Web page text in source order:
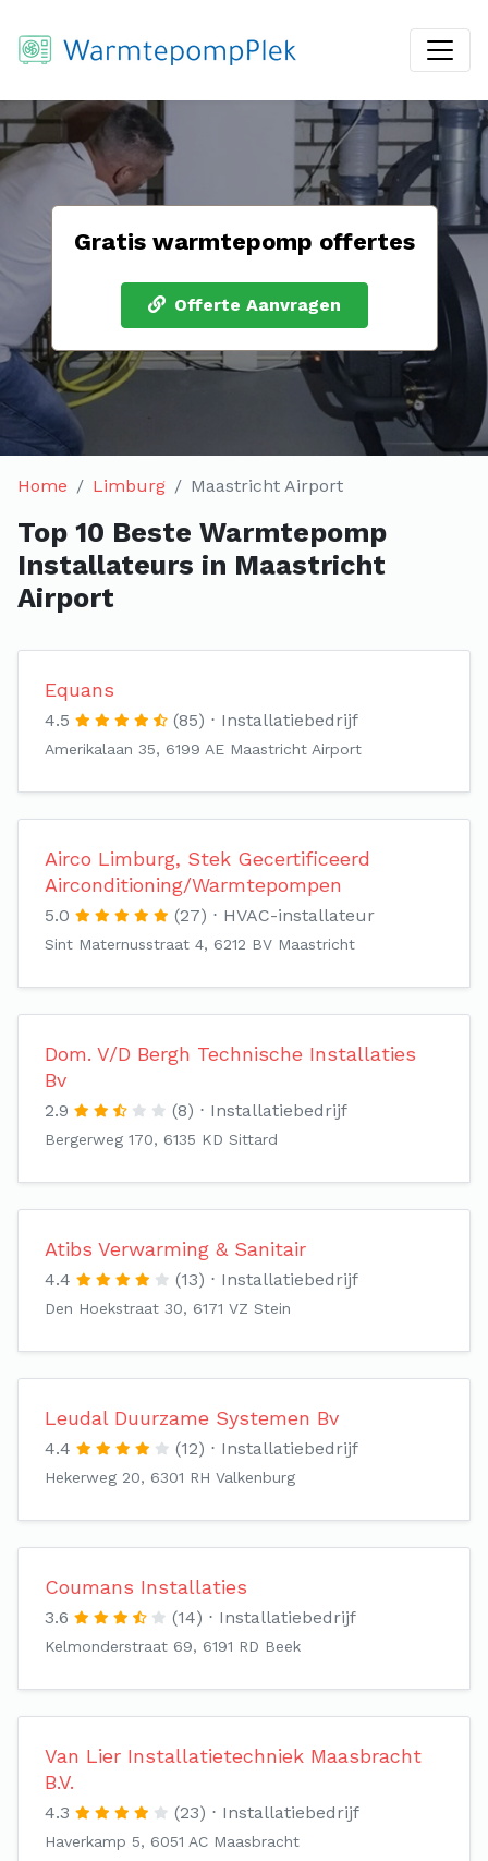
Gratis warmtepomp offertes
Offerte Aanvragen
Home Limburg Maastricht Airport
Top 10 Beste Warmtepomp
Installateurs in Maastricht
Airport
Equans
4.5 (85) Installatiebedrijf
Amerikalaan 35, 6199 AE Maastricht Airport
Airco Limburg, Stek Gecertificeerd
Airconditioning/Warmtepompen
5.0 (27) HVAC-installateur
Sint Maternusstraat 4, 6212 BV Maastricht
Dom. V/D Bergh Technische Installaties
Bv
2.9 (8) Installatiebedrijf
Bergerweg 170, 6135 KD Sittard
Atibs Verwarming & Sanitair
4.4 (13) Installatiebedrijf
Den Hoekstraat 30, 6171 VZ Stein
Leudal Duurzame Systemen Bv
4.4 (12) Installatiebedrijf
Hekerweg 20, 6301 RH Valkenburg
Coumans Installaties
3.6 (14) Installatiebedrijf
Kelmonderstraat 69, 6191 RD Beek
Van Lier Installatietechniek Maasbracht
B.V.
4.3 (23) Installatiebedrijf
Haverkamp 5, 6051 AC Maasbracht